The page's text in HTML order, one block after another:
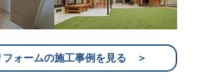
フォームの施工事例を見る ＞